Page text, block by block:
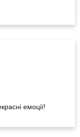
емоції!